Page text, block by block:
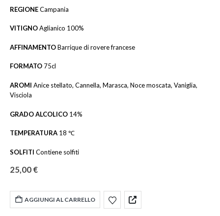
REGIONECampania
VITIGNOAglianico 100%
AFFINAMENTOBarrique di rovere francese
FORMATO 75cl
AROMI Anice stellato, Cannella, Marasca, Noce moscata, Vaniglia,
Visciola
GRADO ALCOLICO 14%
TEMPERATURA 18 ℃
SOLFITI Contiene solfiti
25,00 €
AGGIUNGI AL CARRELLO